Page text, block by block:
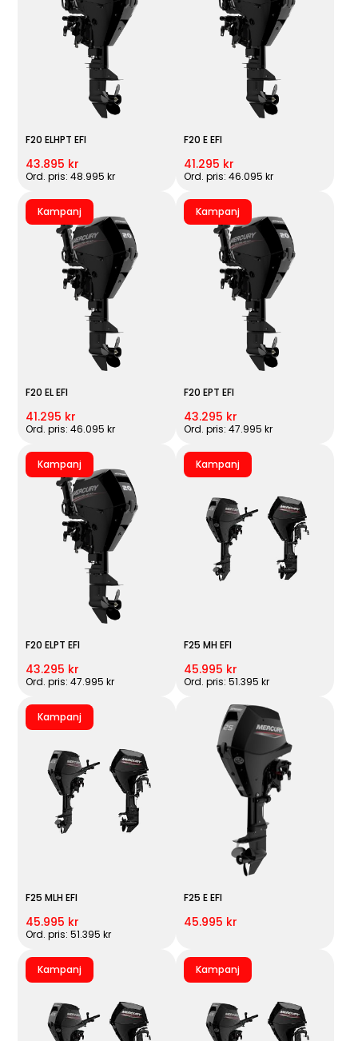
F20 ELHPT EFI
43.895 kr
Ord. pris: 48.995 kr
F20 E EFI
41.295 kr
Ord. pris: 46.095 kr
Kampanj
F20 EL EFI
41.295 kr
Ord. pris: 46.095 kr
Kampanj
F20 EPT EFI
43.295 kr
Ord. pris: 47.995 kr
Kampanj
F20 ELPT EFI
43.295 kr
Ord. pris: 47.995 kr
Kampanj
F25 MH EFI
45.995 kr
Ord. pris: 51.395 kr
Kampanj
F25 MLH EFI
45.995 kr
Ord. pris: 51.395 kr
F25 E EFI
45.995 kr
Kampanj Kampanj